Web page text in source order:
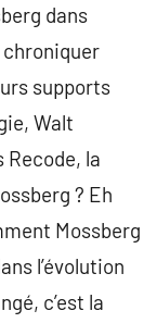
dans
chroniquer
supports
Walt
Recode, la
? Eh
Mossberg
l’évolution
c’est la